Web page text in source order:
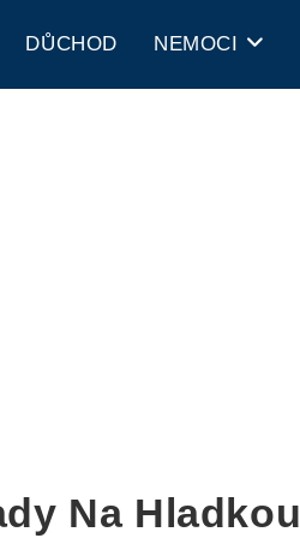
DŮCHOD NEMOCI
Na Hladkou